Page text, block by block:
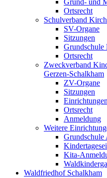
Grund- und
Ortsrecht
Schulverband
SV-Organe
Sitzungen
Grundschule
Ortsrecht
Zweckverband
Gerzen-Schalkham
ZV-Organe
Sitzungen
Einrichtungen
Ortsrecht
Anmeldung
Weitere
Grundschule
Kita-
Waldfriedhof Schalkham